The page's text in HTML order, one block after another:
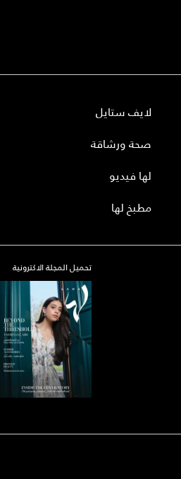
لايف ستايل
صحة ورشاقة
لها فيديو
مطبخ لها
تحميل المجلة الاكترونية